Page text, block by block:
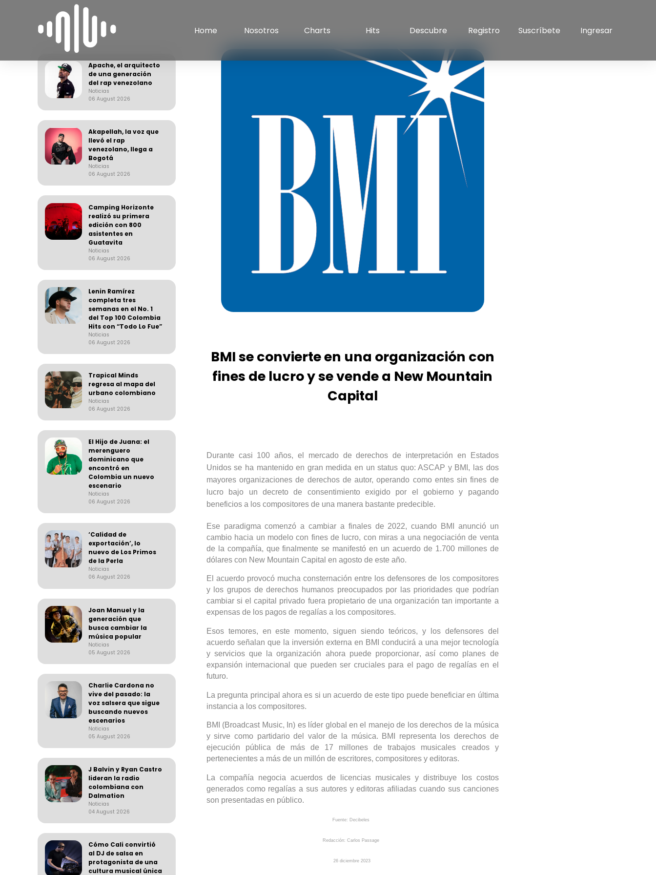
Home Nosotros Charts Hits Descubre Registro Suscríbete Ingresar
Apache, el arquitecto
de una generación
del rap venezolano
Noticias
06 August 2026
Akapellah, la voz que
llevó el rap
venezolano, llega a
Bogotá
Noticias
06 August 2026
Camping Horizonte
realizó su primera
edición con 800
asistentes en
Guatavita
Noticias
06 August 2026
Lenin Ramírez
completa tres
semanas en el No. 1
del Top 100 Colombia
Hits con “Todo Lo Fue”
Noticias
06 August 2026
Trapical Minds
regresa al mapa del
urbano colombiano
Noticias
06 August 2026
El Hijo de Juana: el
merenguero
dominicano que
encontró en
Colombia un nuevo
escenario
Noticias
06 August 2026
‘Calidad de
exportación’, lo
nuevo de Los Primos
de la Perla
Noticias
06 August 2026
Joan Manuel y la
generación que
busca cambiar la
música popular
Noticias
05 August 2026
Charlie Cardona no
vive del pasado: la
voz salsera que sigue
buscando nuevos
escenarios
Noticias
05 August 2026
J Balvin y Ryan Castro
lideran la radio
colombiana con
Dalmation
Noticias
04 August 2026
Cómo Cali convirtió
al DJ de salsa en
protagonista de una
cultura musical única
BMI se convierte en una organización con
fines de lucro y se vende a New Mountain
Capital
Durante casi 100 años, el mercado de derechos de interpretación en Estados
Unidos se ha mantenido en gran medida en unstatus quo: ASCAP y BMI, las dos
mayores organizaciones de derechos de autor, operando como entes sin fines de
lucro bajo un decreto de consentimiento exigido por el gobierno y pagando
beneficios a los compositores de una manera bastante predecible.
Ese paradigma comenzó a cambiar a finales de 2022, cuando BMI anunció un
cambio hacia un modelo con fines de lucro, con miras a una negociación de venta
de la compañía, que finalmente se manifestó en un acuerdo de 1.700 millones de
dólares con New Mountain Capital en agosto de este año.
El acuerdo provocó mucha consternación entre los defensores de los compositores
y los grupos de derechos humanos preocupados por las prioridades que podrían
cambiar si el capital privado fuera propietario de una organización tan importante a
expensas de los pagos de regalías a los compositores.
Esos temores, en este momento, siguen siendo teóricos, y los defensores del
acuerdo señalan que la inversión externa en BMI conducirá a una mejor tecnología
y servicios que la organización ahora puede proporcionar, así como planes de
expansión internacional que pueden ser cruciales para el pago de regalías en el
futuro.
La pregunta principal ahora es si un acuerdo de este tipo puede beneficiar en última
instancia a los compositores.
BMI (Broadcast Music, In) es líder global en el manejo de los derechos de la música
y sirve como partidario del valor de la música. BMI representa los derechos de
ejecución pública de más de 17 millones de trabajos musicales creados y
pertenecientes a más de un millón de escritores, compositores y editoras.
La compañía negocia acuerdos de licencias musicales y distribuye los costos
generados como regalías a sus autores y editoras afiliadas cuando sus canciones
son presentadas en público.
Fuente: Decibeles
Redacción: Carlos Passage
26 diciembre 2023